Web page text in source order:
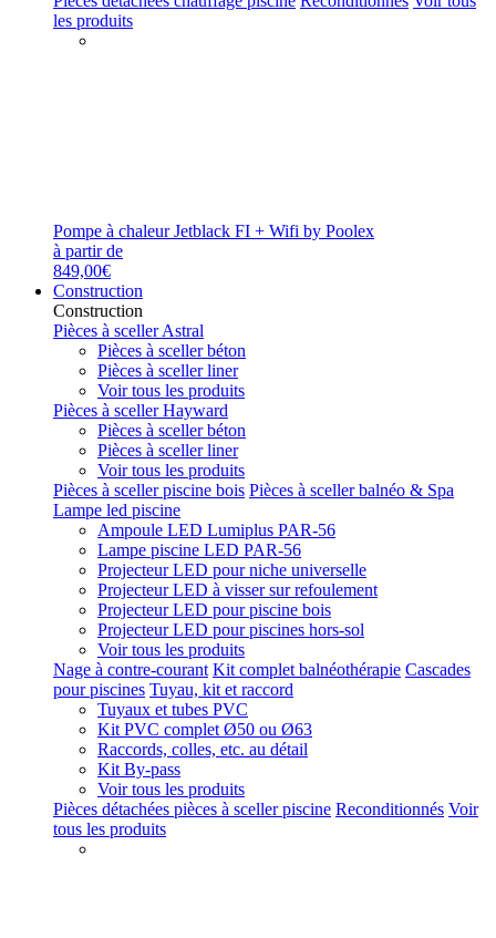
les produits
Pompe à chaleur Jetblack FI + Wifi by Poolex
à partir de
849,00€
Construction
Construction
Pièces à sceller Astral
Pièces à sceller béton
Pièces à sceller liner
Voir tous les produits
Pièces à sceller Hayward
Pièces à sceller béton
Pièces à sceller liner
Voir tous les produits
Pièces à sceller piscine bois Pièces à sceller balnéo & Spa
Lampe led piscine
Ampoule LED Lumiplus PAR-56
Lampe piscine LED PAR-56
Projecteur LED pour niche universelle
Projecteur LED à visser sur refoulement
Projecteur LED pour piscine bois
Projecteur LED pour piscines hors-sol
Voir tous les produits
Nage à contre-courant Kit complet balnéothérapie Cascades
pour piscines Tuyau, kit et raccord
Tuyaux et tubes PVC
Kit PVC complet Ø50 ou Ø63
Raccords, colles, etc. au détail
Kit By-pass
Voir tous les produits
Pièces détachées pièces à sceller piscine Reconditionnés Voir
tous les produits